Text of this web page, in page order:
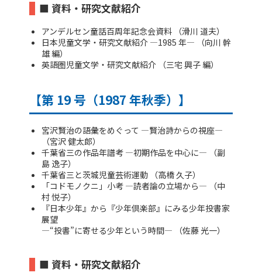
■ 資料・研究文献紹介
アンデルセン童話百周年記念会資料 （滑川 道夫）
日本児童文学・研究文献紹介 ―1985 年― （向川 幹
雄 編）
英語圏児童文学・研究文献紹介 （三宅 興子 編）
【第 19 号（1987 年秋季）】
宮沢賢治の語彙をめぐって ―賢治詩からの視座―
（宮沢 健太郎）
千葉省三の作品年譜考 ―初期作品を中心に― （副
島 逸子）
千葉省三と茨城児童芸術運動 （高橋 久子）
「コドモノクニ」小考 ―読者論の立場から― （中
村 悦子）
『日本少年』から『少年倶楽部』にみる少年投書家
展望
―“投書”に寄せる少年という時間― （佐藤 光一）
■ 資料・研究文献紹介